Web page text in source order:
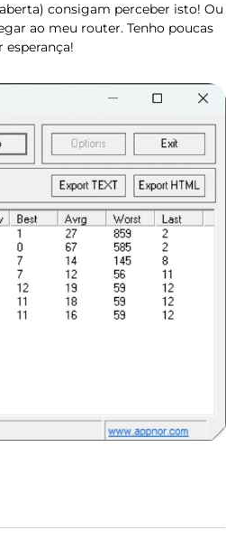
consigam perceber isto! Ou
ao meu router. Tenho poucas